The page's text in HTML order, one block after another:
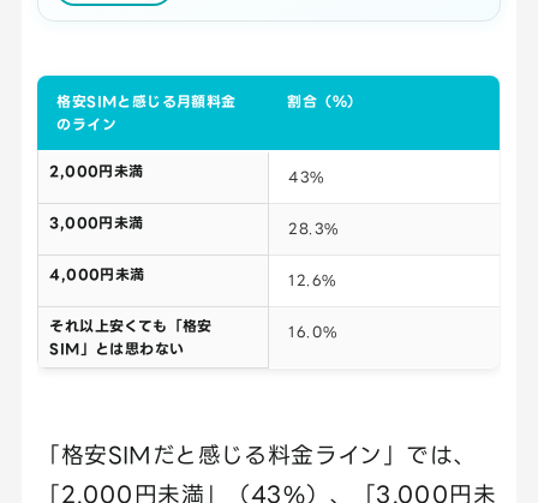
格安SIMと感じる月額料金
のライン
割合（％）
2,000円未満 43%
3,000円未満 28.3%
4,000円未満 12.6%
それ以上安くても「格安
SIM」とは思わない
16.0%
「格安SIMだと感じる料金ライン」では、
「2,000円未満」（43%）、「3,000円未